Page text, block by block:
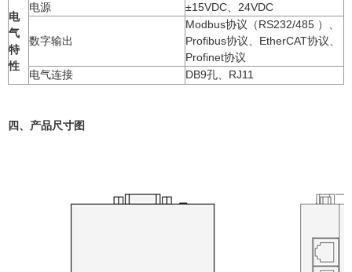
电
气
特
性
电源 ±15VDC、24VDC
数字输出
Modbus协议（RS232/485 ）、
Profibus协议、EtherCAT协议、
Profinet协议
电气连接
DB9孔、RJ11
四、 产品尺寸图